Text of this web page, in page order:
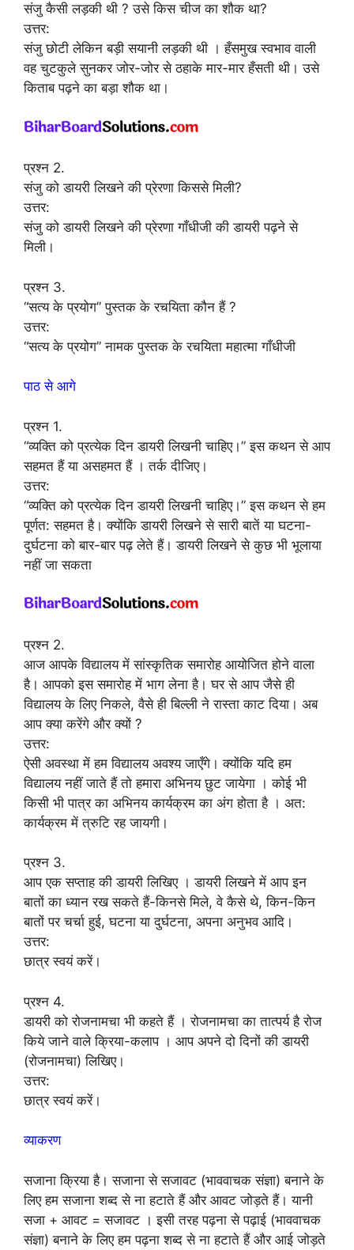
संजु कैसी लड़की थी ? उसे किस चीज का शौक था?
उत्तर:
संजु छोटी लेकिन बड़ी सयानी लड़की थी । हँसमुख स्वभाव वाली
वह चुटकुले सुनकर जोर-जोर से ठहाके मार-मार हँसती थी। उसे
किताब पढ़ने का बड़ा शौक था।
प्रश्न 2.
संजु को डायरी लिखने की प्रेरणा किससे मिली?
उत्तर:
संजु को डायरी लिखने की प्रेरणा गाँधीजी की डायरी पढ़ने से
मिली।
प्रश्न 3.
“सत्य के प्रयोग” पुस्तक के रचयिता कौन हैं ?
उत्तर:
“सत्य के प्रयोग” नामक पुस्तक के रचयिता महात्मा गाँधीजी
पाठ से आगे
प्रश्न 1.
“व्यक्ति को प्रत्येक दिन डायरी लिखनी चाहिए।” इस कथन से आप
सहमत हैं या असहमत हैं । तर्क दीजिए।
उत्तर:
“व्यक्ति को प्रत्येक दिन डायरी लिखनी चाहिए।” इस कथन से हम
पूर्णत: सहमत है। क्योंकि डायरी लिखने से सारी बातें या घटना-
दुर्घटना को बार-बार पढ़ लेते हैं। डायरी लिखने से कुछ भी भूलाया
नहीं जा सकता
प्रश्न 2.
आज आपके विद्यालय में सांस्कृतिक समारोह आयोजित होने वाला
है। आपको इस समारोह में भाग लेना है। घर से आप जैसे ही
विद्यालय के लिए निकले, वैसे ही बिल्ली ने रास्ता काट दिया। अब
आप क्या करेंगे और क्यों ?
उत्तर:
ऐसी अवस्था में हम विद्यालय अवश्य जाएँगे। क्योंकि यदि हम
विद्यालय नहीं जाते हैं तो हमारा अभिनय छुट जायेगा । कोई भी
किसी भी पात्र का अभिनय कार्यक्रम का अंग होता है । अत:
कार्यक्रम में त्रुटि रह जायगी।
प्रश्न 3.
आप एक सप्ताह की डायरी लिखिए । डायरी लिखने में आप इन
बातों का ध्यान रख सकते हैं-किनसे मिले, वे कैसे थे, किन-किन
बातों पर चर्चा हुई, घटना या दुर्घटना, अपना अनुभव आदि।
उत्तर:
छात्र स्वयं करें।
प्रश्न 4.
डायरी को रोजनामचा भी कहते हैं । रोजनामचा का तात्पर्य है रोज
किये जाने वाले क्रिया-कलाप । आप अपने दो दिनों की डायरी
(रोजनामचा) लिखिए।
उत्तर:
छात्र स्वयं करें।
व्याकरण
सजाना क्रिया है। सजाना से सजावट (भाववाचक संज्ञा) बनाने के
लिए हम सजाना शब्द से ना हटाते हैं और आवट जोड़ते हैं। यानी
सजा + आवट = सजावट । इसी तरह पढ़ना से पढ़ाई (भाववाचक
संज्ञा) बनाने के लिए हम पढ़ना शब्द से ना हटाते हैं और आई जोड़ते